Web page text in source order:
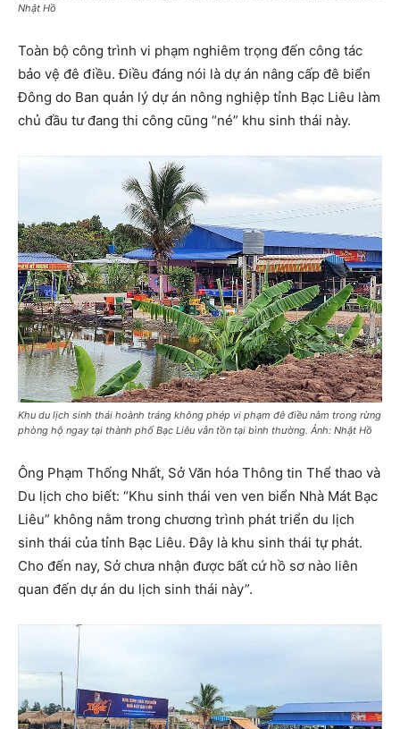
Nhật Hồ
Toàn bộ công trình vi phạm nghiêm trọng đến công tác
bảo vệ đê điều. Điều đáng nói là dự án nâng cấp đê biển
Đông do Ban quản lý dự án nông nghiệp tỉnh Bạc Liêu làm
chủ đầu tư đang thi công cũng “né” khu sinh thái này.
Khu du lịch sinh thái hoành tráng không phép vi phạm đê điều nằm trong rừng
phòng hộ ngay tại thành phố Bạc Liêu vẫn tồn tại bình thường. Ảnh: Nhật Hồ
Ông Phạm Thống Nhất, Sở Văn hóa Thông tin Thể thao và
Du lịch cho biết: “Khu sinh thái ven ven biển Nhà Mát Bạc
Liêu” không nằm trong chương trình phát triển du lịch
sinh thái của tỉnh Bạc Liêu. Đây là khu sinh thái tự phát.
Cho đến nay, Sở chưa nhận được bất cứ hồ sơ nào liên
quan đến dự án du lịch sinh thái này”.